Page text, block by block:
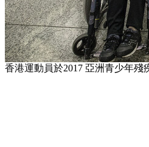
香港運動員於2017 亞洲青少年